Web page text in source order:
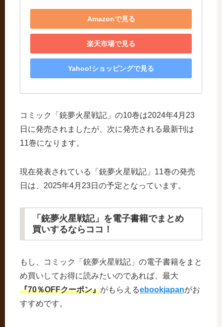
Amazonで見る
楽天市場で見る
Yahoo!ショッピングで見る
コミック「銃夢火星戦記」の10巻は2024年4月23
日に発売されましたが、次に発売される最新刊は
11巻になります。
現在発表されている「銃夢火星戦記」11巻の発売
日は、2025年4月23日の予定となっています。
「銃夢火星戦記」を電子書籍でまとめ
買いするならココ！
もし、コミック「銃夢火星戦記」の電子書籍をまと
め買いしてお得に読みたいのであれば、最大
『70％OFFクーポン』がもらえるebookjapanがお
すすめです。